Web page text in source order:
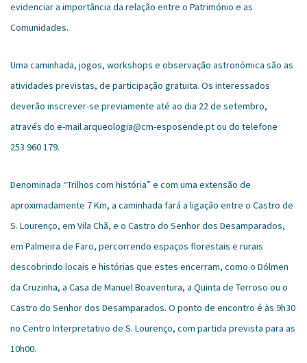
evidenciar a importância da relação entre o Património e as
Comunidades.
Uma caminhada, jogos, workshops e observação astronómica são as
atividades previstas, de participação gratuita. Os interessados
deverão inscrever-se previamente até ao dia 22 de setembro,
através do e-mail arqueologia@cm-esposende.pt ou do telefone
253 960 179.
Denominada “Trilhos com história” e com uma extensão de
aproximadamente 7 Km, a caminhada fará a ligação entre o Castro de
S. Lourenço, em Vila Chã, e o Castro do Senhor dos Desamparados,
em Palmeira de Faro, percorrendo espaços florestais e rurais
descobrindo locais e histórias que estes encerram, como o Dólmen
da Cruzinha, a Casa de Manuel Boaventura, a Quinta de Terroso ou o
Castro do Senhor dos Desamparados. O ponto de encontro é às 9h30
no Centro Interpretativo de S. Lourenço, com partida prevista para as
10h00.